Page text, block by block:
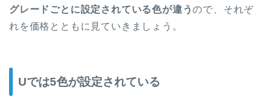
グレードごとに設定されている色が違うので、それぞ
れを価格とともに見ていきましょう。
Uでは5色が設定されている